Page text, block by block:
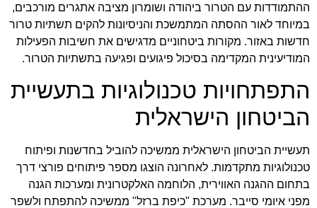
ההתמודדות עם הטרור ביהודה ושומרון מציבה אתגרים מורכבים,
במיוחד לאור ההסתה המתמשכת והניסיונות להקים תשתיות טרור
חדשות באזור. מקורות ביטחוניים מדגישים את חשיבות הפעילות
המודיעינית המקדימה בסיכול פיגועים ופגיעה בתשתיות הטרור.
התפתחויות טכנולוגיות בתעשיית
הביטחון הישראלית
תעשיית הביטחון הישראלית ממשיכה להוביל בחדשנות ופיתוח
טכנולוגיות מתקדמות. לאחרונה הוצגו מספר פיתוחים פורצי דרך
בתחום ההגנה האווירית, הלוחמה האלקטרונית ומערכות הגנה
מפני איומי סייבר. מערכת "כיפת ברזל" ממשיכה להתפתח ולשפר